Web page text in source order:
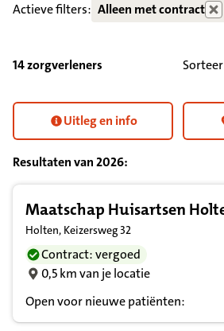
Actieve filters: Alleen met contract
14 zorgverleners
Uitleg en info
Resultaten van2026:
Maatschap Huisartsen
Holten, Keizersweg 32
Contract: vergoed
0,5 km van je locatie
Open voor nieuwe patiënten: